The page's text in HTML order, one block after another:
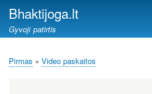
Bhaktijoga.lt
Gyvoji patirtis
Kelias
Pirmas Video paskaitos